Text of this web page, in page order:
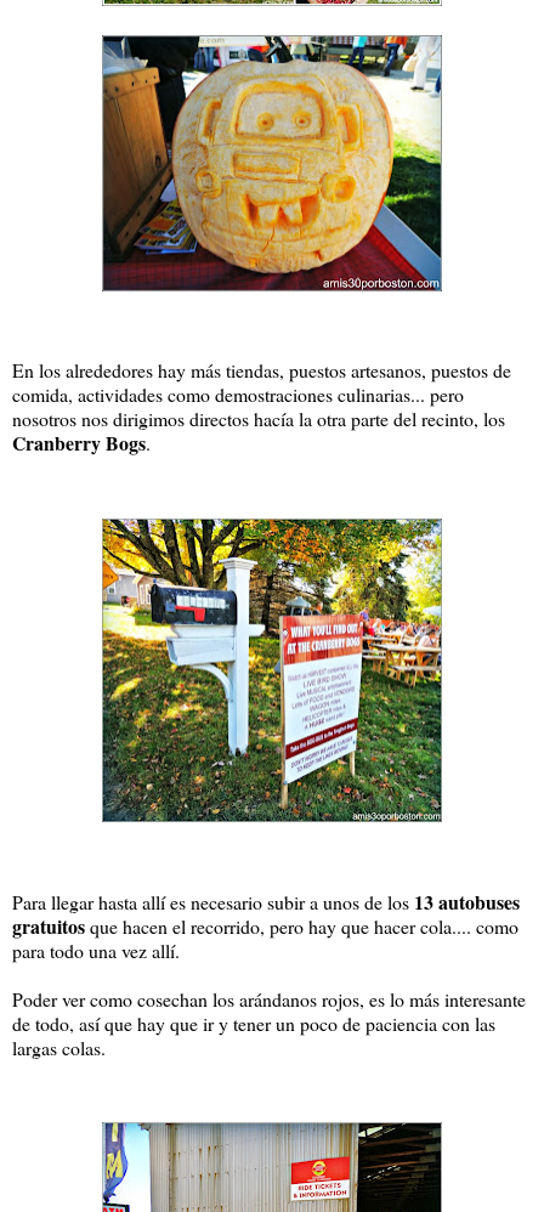
En los alrededores hay más tiendas, puestos artesanos, puestos de
comida, actividades como demostraciones culinarias... pero
nosotros nos dirigimos directos hacía la otra parte del recinto, los
Cranberry Bogs.
Para llegar hasta allí es necesario subir a unos de los 13 autobuses
gratuitosque hacen el recorrido, pero hay que hacer cola.... como
para todo una vez allí.
Poder ver como cosechan los arándanos rojos, es lo más interesante
de todo, así que hay que ir y tener un poco de paciencia con las
largas colas.